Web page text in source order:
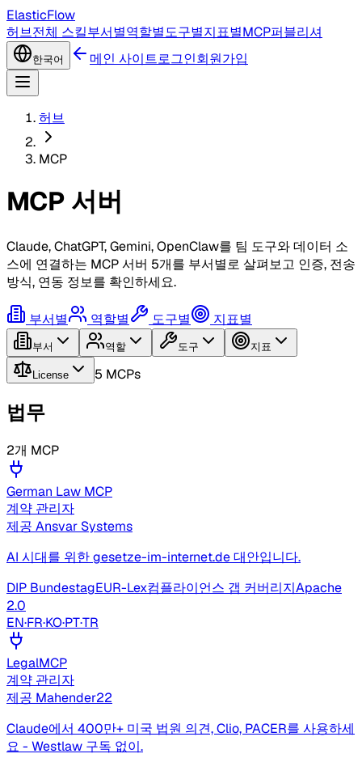
ElasticFlow
허브전체 스킬부서별역할별도구별지표별MCP퍼블리셔
한국어 메인 사이트로그인회원가입
허브
MCP
MCP 서버
Claude, ChatGPT, Gemini, OpenClaw를 팀 도구와 데이터 소
스에 연결하는 MCP 서버 5개를 부서별로 살펴보고 인증, 전송
방식, 연동 정보를 확인하세요.
부서별 역할별 도구별 지표별
부서 역할 도구 지표
License 5 MCPs
법무
2개 MCP
German Law MCP
계약 관리자
제공 Ansvar Systems
AI 시대를 위한 gesetze-im-internet.de 대안입니다.
DIP BundestagEUR-Lex컴플라이언스 갭 커버리지Apache
2.0
EN·FR·KO·PT·TR
LegalMCP
계약 관리자
제공 Mahender22
Claude에서 400만+ 미국 법원 의견, Clio, PACER를 사용하세
요 - Westlaw 구독 없이.